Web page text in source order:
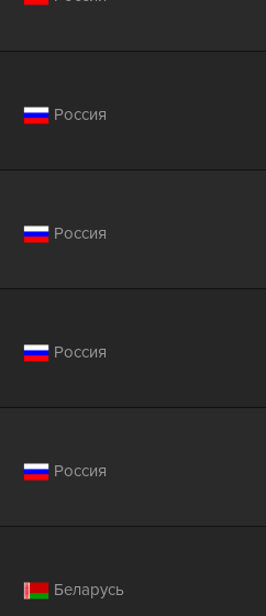
Россия
Россия
Россия
Россия
Беларусь